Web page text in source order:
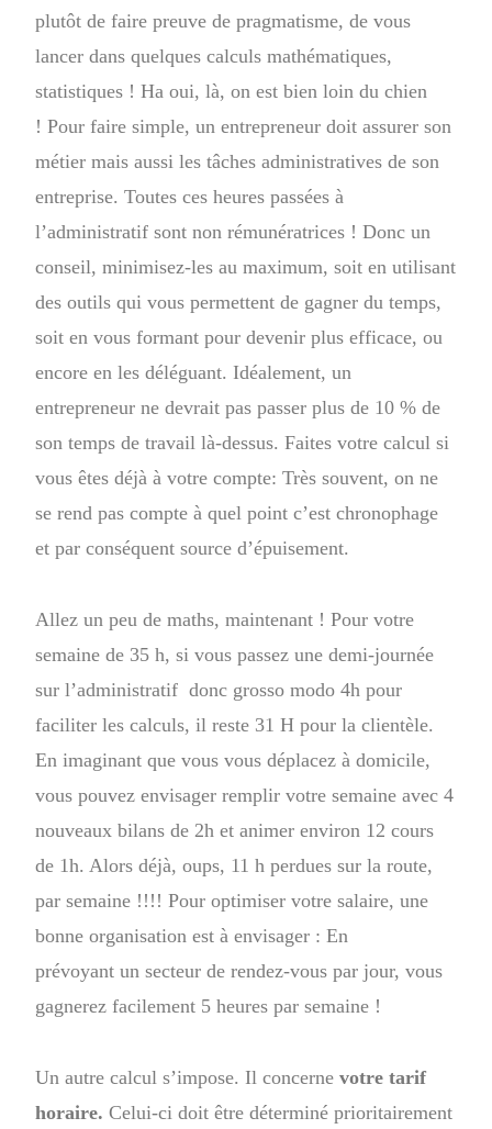
plutôt de faire preuve de pragmatisme, de vous
lancer dans quelques calculs mathématiques,
statistiques ! Ha oui, là, on est bien loin du chien
! Pour faire simple, un entrepreneur doit assurer son
métier mais aussi les tâches administratives de son
entreprise. Toutes ces heures passées à
l’administratif sont non rémunératrices ! Donc un
conseil, minimisez-les au maximum, soit en utilisant
des outils qui vous permettent de gagner du temps,
soit en vous formant pour devenir plus efficace, ou
encore en les déléguant. Idéalement, un
entrepreneur ne devrait pas passer plus de 10 % de
son temps de travail là-dessus. Faites votre calcul si
vous êtes déjà à votre compte: Très souvent, on ne
se rend pas compte à quel point c’est chronophage
et par conséquent source d’épuisement.
Allez un peu de maths, maintenant ! Pour votre
semaine de 35 h, si vous passez une demi-journée
sur l’administratif donc grosso modo 4h pour
faciliter les calculs, il reste 31 H pour la clientèle.
En imaginant que vous vous déplacez à domicile,
vous pouvez envisager remplir votre semaine avec 4
nouveaux bilans de 2h et animer environ 12 cours
de 1h. Alors déjà, oups, 11 h perdues sur la route,
par semaine !!!! Pour optimiser votre salaire, une
bonne organisation est à envisager : En
prévoyant un secteur de rendez-vous par jour, vous
gagnerez facilement 5 heures par semaine !
Un autre calcul s’impose. Il concernevotre tarif
horaire. Celui-ci doit être déterminé prioritairement